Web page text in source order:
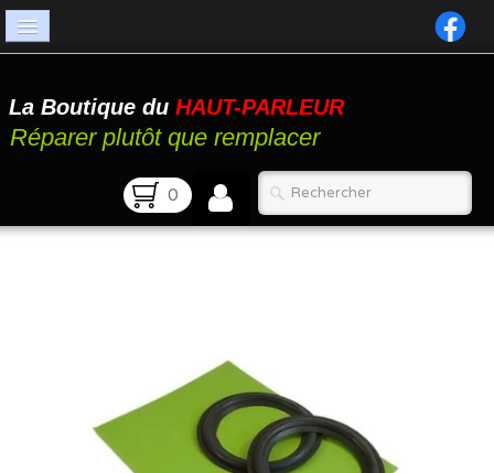
Catalogue
Atelier
La Boutique du HAUT-PARLEUR
Réparer plutôt que remplacer
0